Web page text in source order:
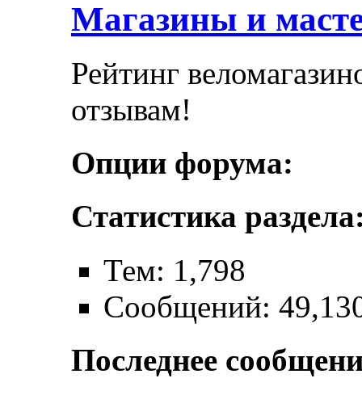
Магазины и
Рейтинг
отзывам!
Опции форума:
Статистика
Тем: 1,798
Сообщений:
Последнее